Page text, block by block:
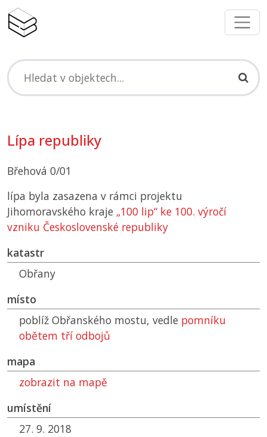
Lípa republiky
Břehová 0/01
lípa byla zasazena v rámci projektu
Jihomoravského kraje „100 lip“ ke 100. výročí
vzniku Československé republiky
katastr
Obřany
místo
poblíž Obřanského mostu, vedle pomníku
obětem tří odbojů
mapa
zobrazit na mapě
umístění
27. 9. 2018